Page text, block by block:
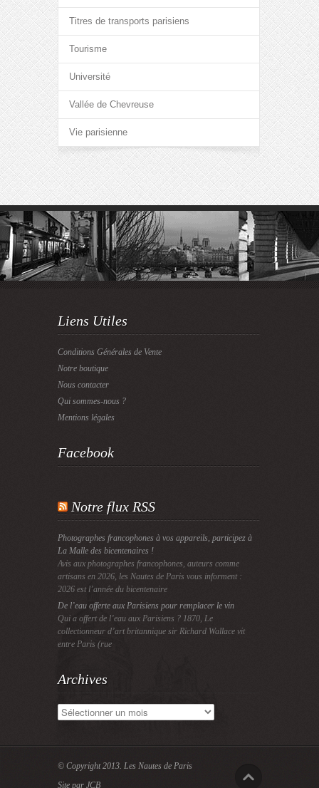
Titres de transports parisiens
Tourisme
Université
Vallée de Chevreuse
Vie parisienne
Liens Utiles
Conditions Générales de Vente
Notre boutique
Nous contacter
Qui sommes-nous ?
Mentions légales
Facebook
Notre flux RSS
Photographes francophones à vos appareils, participez à
La Malle des bicentenaires !
Avis aux photographes francophones, auteurs comme
artisans en 2026, les Nautes de Paris vous informent :
2026 est l’année du bicentenaire
De l’eau offerte aux Parisiens pour remplacer le vin
Qui a offert de l’eau aux Parisiens ? 1870, Le
collectionneur d’art britannique sir Richard Wallace vit
entre Paris (rue
Archives
Archives
© Copyright 2013. Les Nautes de Paris
Site par JCB